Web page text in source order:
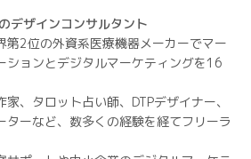
デザインコンサルタント
第2位の外資系医療機器メーカーでマー
ションとデジタルマーケティングを16
、タロット占い師、DTPデザイナー、
ターなど、数多くの経験を経てフリーラ